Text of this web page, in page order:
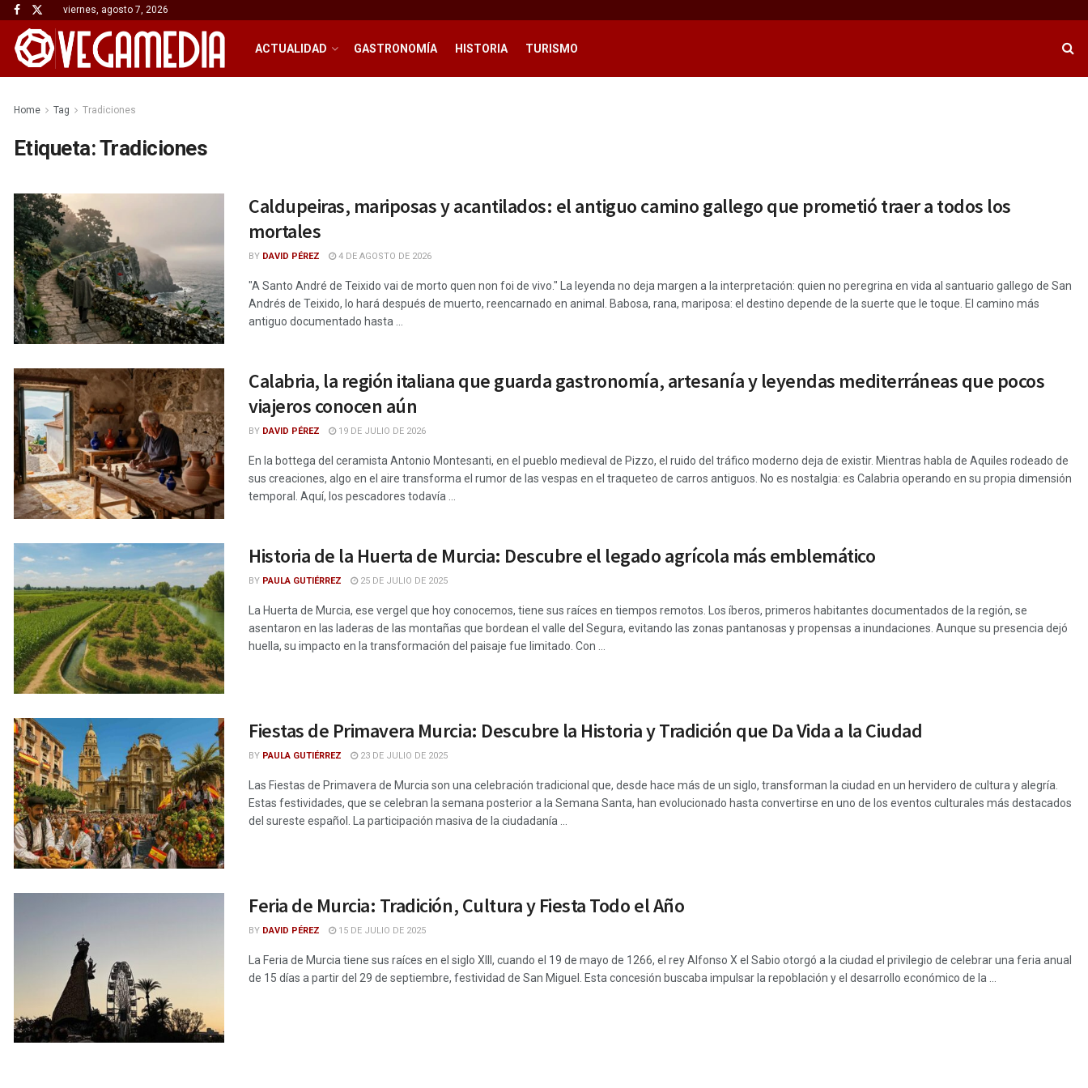
viernes, agosto 7, 2026
ACTUALIDAD GASTRONOMÍA HISTORIA TURISMO
Home Tag Tradiciones
Etiqueta:Tradiciones
Caldupeiras, mariposas y acantilados: el antiguo camino gallego que prometió traer a todos los
mortales
BY DAVID PÉREZ 4 DE AGOSTO DE 2026
"A Santo André de Teixido vai de morto quen non foi de vivo." La leyenda no deja margen a la interpretación: quien no peregrina en vida al santuario gallego de San
Andrés de Teixido, lo hará después de muerto, reencarnado en animal. Babosa, rana, mariposa: el destino depende de la suerte que le toque. El camino más
antiguo documentado hasta ...
Calabria, la región italiana que guarda gastronomía, artesanía y leyendas mediterráneas que pocos
viajeros conocen aún
BY DAVID PÉREZ 19 DE JULIO DE 2026
En la bottega del ceramista Antonio Montesanti, en el pueblo medieval de Pizzo, el ruido del tráfico moderno deja de existir. Mientras habla de Aquiles rodeado de
sus creaciones, algo en el aire transforma el rumor de las vespas en el traqueteo de carros antiguos. No es nostalgia: es Calabria operando en su propia dimensión
temporal. Aquí, los pescadores todavía ...
Historia de la Huerta de Murcia: Descubre el legado agrícola más emblemático
BY PAULA GUTIÉRREZ 25 DE JULIO DE 2025
La Huerta de Murcia, ese vergel que hoy conocemos, tiene sus raíces en tiempos remotos. Los íberos, primeros habitantes documentados de la región, se
asentaron en las laderas de las montañas que bordean el valle del Segura, evitando las zonas pantanosas y propensas a inundaciones. Aunque su presencia dejó
huella, su impacto en la transformación del paisaje fue limitado. Con ...
Fiestas de Primavera Murcia: Descubre la Historia y Tradición que Da Vida a la Ciudad
BY PAULA GUTIÉRREZ 23 DE JULIO DE 2025
Las Fiestas de Primavera de Murcia son una celebración tradicional que, desde hace más de un siglo, transforman la ciudad en un hervidero de cultura y alegría.
Estas festividades, que se celebran la semana posterior a la Semana Santa, han evolucionado hasta convertirse en uno de los eventos culturales más destacados
del sureste español. La participación masiva de la ciudadanía ...
Feria de Murcia: Tradición, Cultura y Fiesta Todo el Año
BY DAVID PÉREZ 15 DE JULIO DE 2025
La Feria de Murcia tiene sus raíces en el siglo XIII, cuando el 19 de mayo de 1266, el rey Alfonso X el Sabio otorgó a la ciudad el privilegio de celebrar una feria anual
de 15 días a partir del 29 de septiembre, festividad de San Miguel. Esta concesión buscaba impulsar la repoblación y el desarrollo económico de la ...